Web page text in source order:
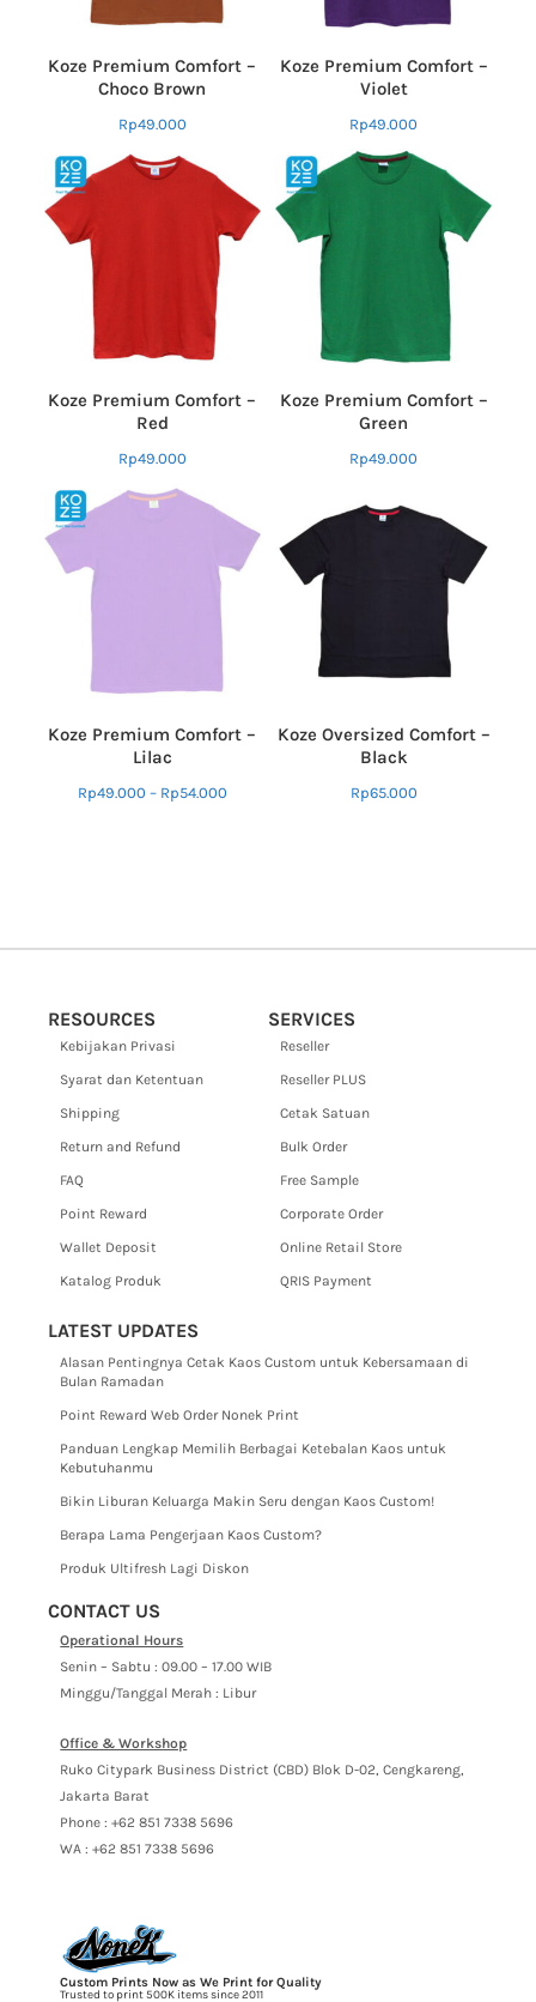
Koze Premium Comfort –
Choco Brown
Rp49.000
Koze Premium Comfort –
Violet
Rp49.000
Koze Premium Comfort –
Red
Rp49.000
Koze Premium Comfort –
Green
Rp49.000
Koze Premium Comfort –
Lilac
Rp49.000 – Rp54.000
Koze Oversized Comfort –
Black
Rp65.000
RESOURCES SERVICES
LATEST UPDATES
CONTACT US
Kebijakan Privasi
Syarat dan Ketentuan
Shipping
Return and Refund
FAQ
Point Reward
Wallet Deposit
Katalog Produk
Reseller
Reseller PLUS
Cetak Satuan
Bulk Order
Free Sample
Corporate Order
Online Retail Store
QRIS Payment
Alasan Pentingnya Cetak Kaos Custom untuk Kebersamaan di
Bulan Ramadan
Point Reward Web Order Nonek Print
Panduan Lengkap Memilih Berbagai Ketebalan Kaos untuk
Kebutuhanmu
Bikin Liburan Keluarga Makin Seru dengan Kaos Custom!
Berapa Lama Pengerjaan Kaos Custom?
Produk Ultifresh Lagi Diskon
Operational Hours
Senin – Sabtu : 09.00 – 17.00 WIB
Minggu/Tanggal Merah : Libur
Office & Workshop
Ruko Citypark Business District (CBD) Blok D-02, Cengkareng,
Jakarta Barat
Phone : +62 851 7338 5696
WA : +62 851 7338 5696
Custom Prints Now as We Print for Quality
Trusted to print 500K items since 2011